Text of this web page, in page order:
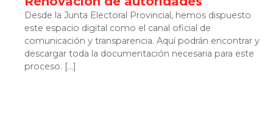
Desde la Junta Electoral Provincial, hemos dispuesto
este espacio digital como el canal oficial de
comunicación y transparencia. Aquí podrán encontrar y
descargar toda la documentación necesaria para este
proceso. […]